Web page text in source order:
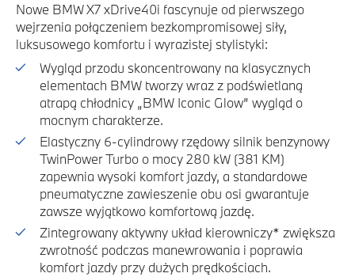
Nowe BMW X7 xDrive40i fascynuje od pierwszego
wejrzenia połączeniem bezkompromisowej siły,
luksusowego komfortu i wyrazistej stylistyki:
Wygląd przodu skoncentrowany na klasycznych
elementach BMW tworzy wraz z podświetlaną
atrapą chłodnicy „BMW Iconic Glow” wygląd o
mocnym charakterze.
Elastyczny 6-cylindrowy rzędowy silnik benzynowy
TwinPower Turbo o mocy 280 kW (381 KM)
zapewnia wysoki komfort jazdy, a standardowe
pneumatyczne zawieszenie obu osi gwarantuje
zawsze wyjątkowo komfortową jazdę.
Zintegrowany aktywny układ kierowniczy* zwiększa
zwrotność podczas manewrowania i poprawia
komfort jazdy przy dużych prędkościach.